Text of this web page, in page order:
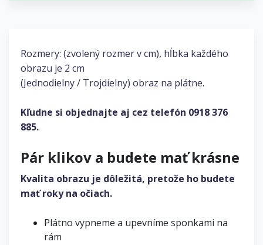
Rozmery: (zvolený rozmer v cm), hĺbka každého
obrazu je 2 cm
(Jednodielny / Trojdielny) obraz na plátne.
Kľudne si objednajte aj cez telefón 0918 376
885.
Pár klikov a budete mať krásne
Kvalita obrazu je dôležitá, pretože ho budete
mať roky na očiach.
Plátno vypneme a upevníme sponkami na
rám